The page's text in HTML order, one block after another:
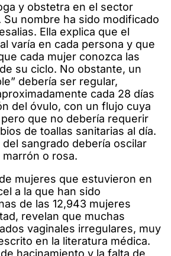
y obstetra en el sector
Su nombre ha sido modificado
Ella explica que el
varía en cada persona y que
cada mujer conozca las
su ciclo. No obstante, un
debería ser regular,
cada 28 días
del óvulo, con un flujo cuya
que no debería requerir
de toallas sanitarias al día.
sangrado debería oscilar
o rosa.
mujeres que estuvieron en
a la que han sido
de las 12,943 mujeres
revelan que muchas
vaginales irregulares, muy
en la literatura médica.
hacinamiento y la falta de